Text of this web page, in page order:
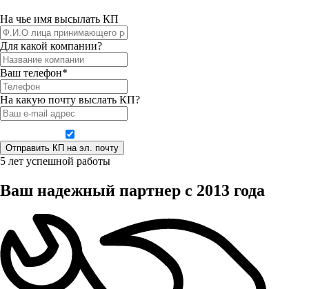
На чье имя высылать КП
Для какой компании?
Ваш телефон*
На какую почту выслать КП?
5 лет успешной работы
Ваш надежный партнер с 2013 года